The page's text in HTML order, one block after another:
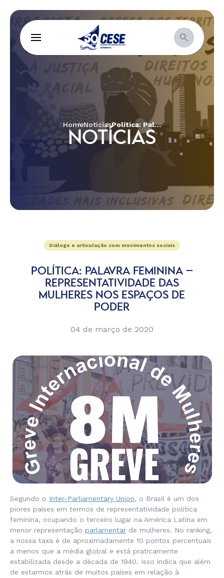
HomeNotícias Política: Palavra Feminina – Representatividade das Mulheres Nos Espaços de Poder
NOTÍCIAS
Diálogo e articulação com movimentos sociais
POLÍTICA: PALAVRA FEMININA –
REPRESENTATIVIDADE DAS
MULHERES NOS ESPAÇOS DE
PODER
04 de março de 2020
Segundo o Inter-Parliamentary Union, o Brasil é um dos
piores países em termos de representatividade política
feminina, ocupando o terceiro lugar na América Latina em
menor representação parlamentar de mulheres. No ranking,
a nossa taxa é de aproximadamente 10 pontos percentuais
a menos que a média global e está praticamente
estabilizada desde a década de 1940. Isso indica que além
de estarmos atrás de muitos países em relação à